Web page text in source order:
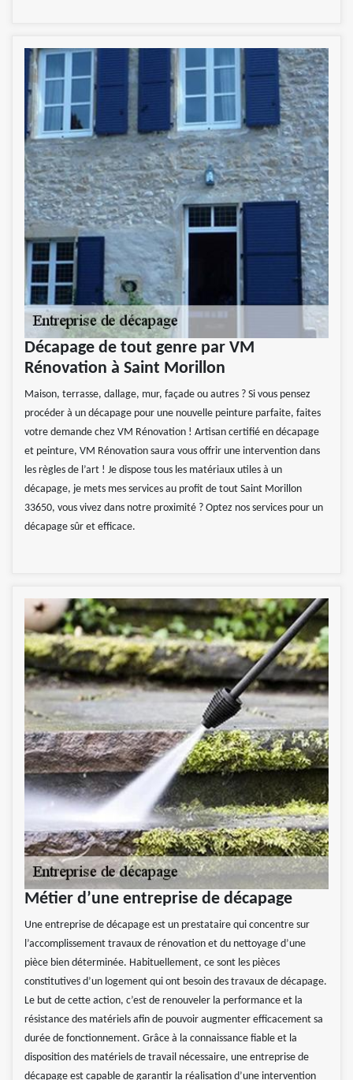
Décapage de tout genre par VM
Rénovation à Saint Morillon
Maison, terrasse, dallage, mur, façade ou autres ? Si vous pensez
procéder à un décapage pour une nouvelle peinture parfaite, faites
votre demande chez VM Rénovation ! Artisan certifié en décapage
et peinture, VM Rénovation saura vous offrir une intervention dans
les règles de l’art ! Je dispose tous les matériaux utiles à un
décapage, je mets mes services au profit de tout Saint Morillon
33650, vous vivez dans notre proximité ? Optez nos services pour un
décapage sûr et efficace.
Métier d’une entreprise de décapage
Une entreprise de décapage est un prestataire qui concentre sur
l’accomplissement travaux de rénovation et du nettoyage d’une
pièce bien déterminée. Habituellement, ce sont les pièces
constitutives d’un logement qui ont besoin des travaux de décapage.
Le but de cette action, c’est de renouveler la performance et la
résistance des matériels afin de pouvoir augmenter efficacement sa
durée de fonctionnement. Grâce à la connaissance fiable et la
disposition des matériels de travail nécessaire, une entreprise de
décapage est capable de garantir la réalisation d’une intervention